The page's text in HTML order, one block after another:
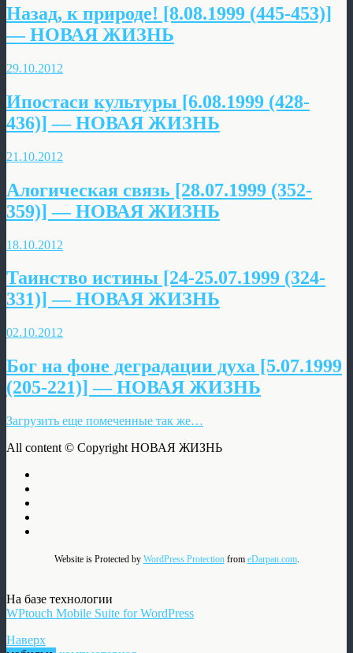
Назад, к природе! [8.08.1999 (445-453)]
— НОВАЯ ЖИЗНЬ
29.10.2012
Ипостаси культуры [6.08.1999 (428-
436)] — НОВАЯ ЖИЗНЬ
21.10.2012
Алогическая связь [28.07.1999 (352-
359)] — НОВАЯ ЖИЗНЬ
18.10.2012
Таинство истины [24-25.07.1999 (324-
331)] — НОВАЯ ЖИЗНЬ
02.10.2012
Бог на фоне деградации духа [5.07.1999
(205-221)] — НОВАЯ ЖИЗНЬ
Загрузить еще помеченные так же…
All content © Copyright НОВАЯ ЖИЗНЬ
Website is Protected by WordPress Protectionfrom eDarpan.com.
На базе технологии
WPtouch Mobile Suite for WordPress
Наверх